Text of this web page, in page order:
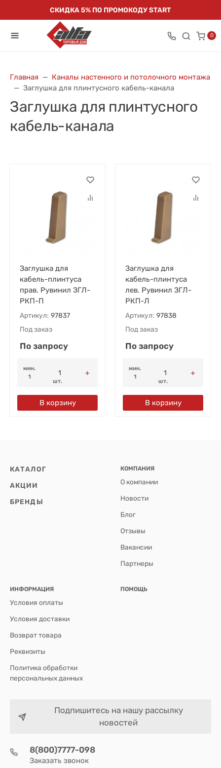
СКИДКА 5% ПО ПРОМОКОДУ START
0
Главная
Каналы настенного и потолочного монтажа
Заглушка для плинтусного кабель-канала
Заглушка для плинтусного
кабель-канала
Заглушка для
кабель-плинтуса
прав. Рувинил ЗГЛ-
РКП-П
Артикул: 97837
Под заказ
По запросу
мин.
1
шт.
В корзину
Заглушка для
кабель-плинтуса
лев. Рувинил ЗГЛ-
РКП-Л
Артикул: 97838
Под заказ
По запросу
мин.
1
шт.
В корзину
КАТАЛОГ
АКЦИИ
БРЕНДЫ
КОМПАНИЯ
О компании
Новости
Блог
Отзывы
Вакансии
Партнеры
ИНФОРМАЦИЯ
Условия оплаты
Условия доставки
Возврат товара
Реквизиты
Политика обработки
персональных данных
ПОМОЩЬ
Подпишитесь на нашу рассылку
новостей
8(800)7777-098
Заказать звонок